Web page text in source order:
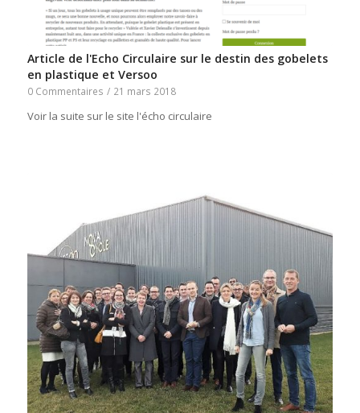
Article de l'Echo Circulaire sur le destin des gobelets
en plastique et Versoo
0 Commentaires / 21 mars 2018
Voir la suite sur le site l'écho circulaire